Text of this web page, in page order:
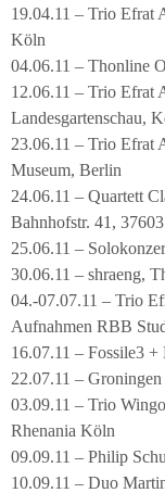
19.04.11 – Trio Efrat
Köln
04.06.11 – Thonline
12.06.11 – Trio Efrat
Landesgartenschau,
23.06.11 – Trio Efrat
Museum, Berlin
24.06.11 – Quartett
Bahnhofstr. 41,
25.06.11 –
30.06.11 – shraeng,
04.-07.07.11 – Trio
Aufnahmen RBB
16.07.11 – Fossile3
22.07.11 –
03.09.11 – Trio
Rhenania Köln
09.09.11 – Philip
10.09.11 – Duo